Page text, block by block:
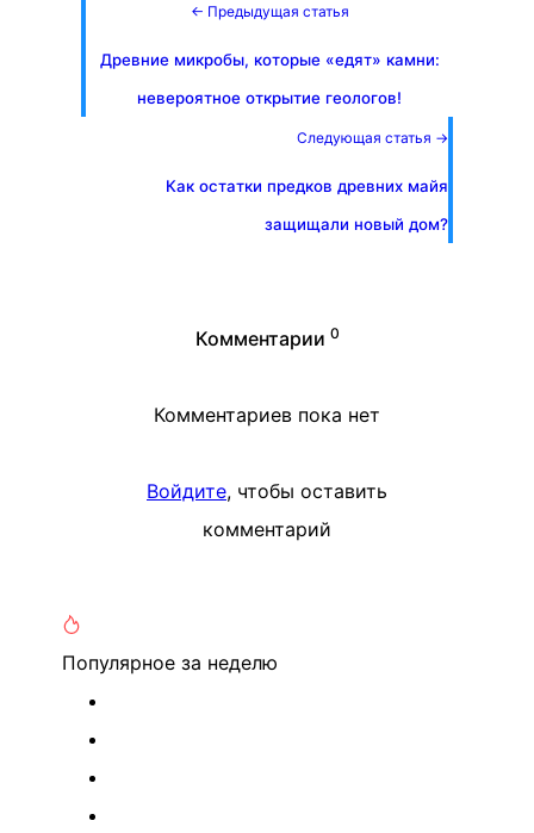
← Предыдущая статья
Древние микробы, которые «едят» камни:
невероятное открытие геологов!
Следующая статья →
Как остатки предков древних майя
защищали новый дом?
Комментарии 0
Комментариев пока нет
Войдите, чтобы оставить
комментарий
Популярное за неделю